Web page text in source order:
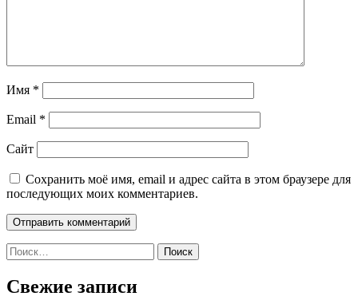
Имя *
Email *
Сайт
Сохранить моё имя, email и адрес сайта в этом браузере для
последующих моих комментариев.
Найти:
Свежие записи